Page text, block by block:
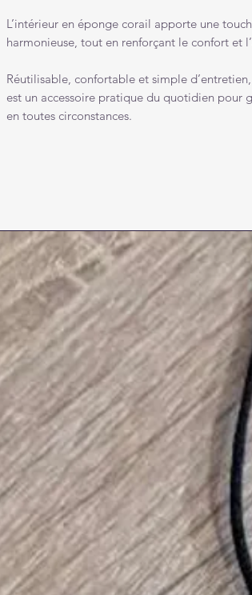
L’intérieur en éponge corail apporte une
harmonieuse, tout en renforçant le confort et
Réutilisable, confortable et simple
est un accessoire pratique du quotidien pour
en toutes circonstances.